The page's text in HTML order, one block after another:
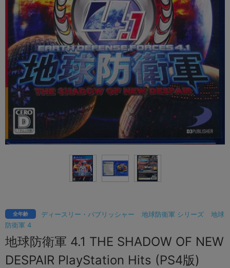
ディースリー・パブリッシャー 地球防衛軍 シリーズ
地球
防衛軍 4
全年齢
地球防衛軍 4.1 THE SHADOW OF NEW
DESPAIR PlayStation Hits (PS4版)